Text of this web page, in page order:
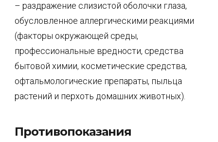
– раздражение слизистой оболочки глаза,
обусловленное аллергическими реакциями
(факторы окружающей среды,
профессиональные вредности, средства
бытовой химии, косметические средства,
офтальмологические препараты, пыльца
растений и перхоть домашних животных).
Противопоказания